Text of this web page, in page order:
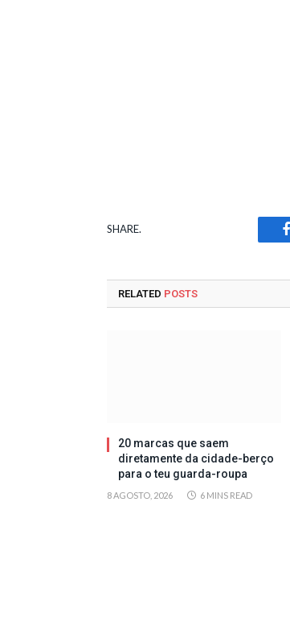
SHARE.
RELATED POSTS
20 marcas que saem
diretamente da cidade-berço
para o teu guarda-roupa
8 AGOSTO, 2026 6 MINS READ